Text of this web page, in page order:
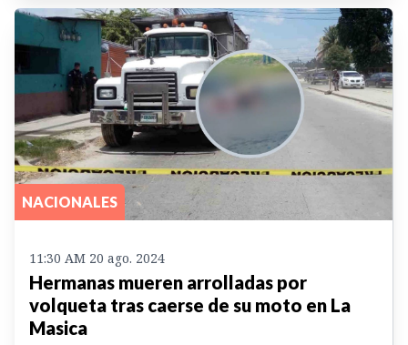
NACIONALES
11:30 AM 20 ago. 2024
Hermanas mueren arrolladas por
volqueta tras caerse de su moto en La
Masica